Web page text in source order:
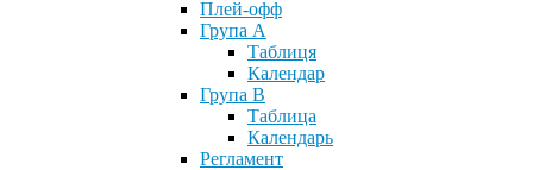
Плей-офф
Група А
Таблиця
Календар
Група В
Таблица
Календарь
Регламент